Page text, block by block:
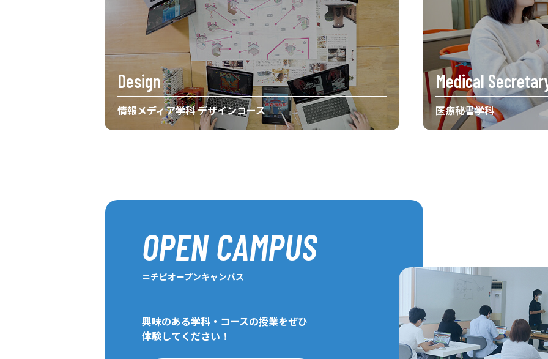
情報メディア学科 デザインコース
Design
医療秘書学科
Medical
OPEN CAMPUS
ニチビオープンキャンパス
興味のある学科・コースの授業をぜひ
体験してください！